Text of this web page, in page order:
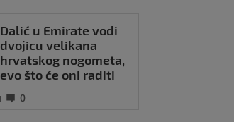
Dalić u Emirate vodi
dvojicu velikana
hrvatskog nogometa,
evo što će oni raditi
0